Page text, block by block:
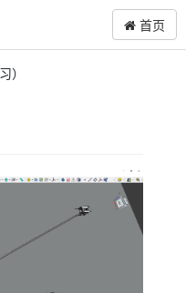
首页
）